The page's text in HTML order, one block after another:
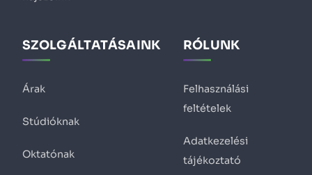
SZOLGÁLTATÁSAINK
Árak
Stúdióknak
Oktatónak
RÓLUNK
Felhasználási
feltételek
Adatkezelési
tájékoztató